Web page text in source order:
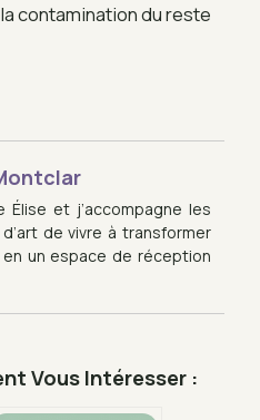
contamination du reste
Élise et j’accompagne les
de vivre à transformer
en un espace de réception
Vous Intéresser :